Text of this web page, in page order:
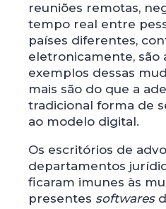
reuniões remotas,
tempo real entre
países diferentes,
eletronicamente, são
exemplos dessas
mais são do que a
tradicional forma de
ao modelo digital.
Os escritórios de
departamentos
ficaram imunes às
presentes softwares